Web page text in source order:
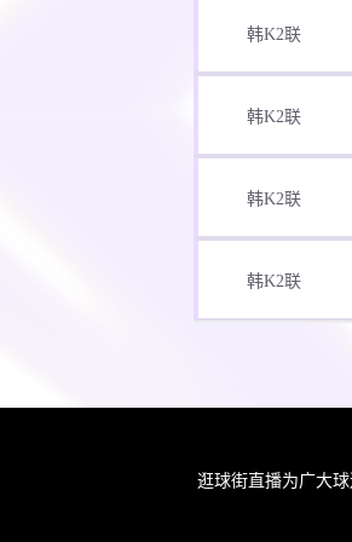
韩K2联
韩K2联
韩K2联
韩K2联
2026-08-11 星期二
逛球街直播为广大